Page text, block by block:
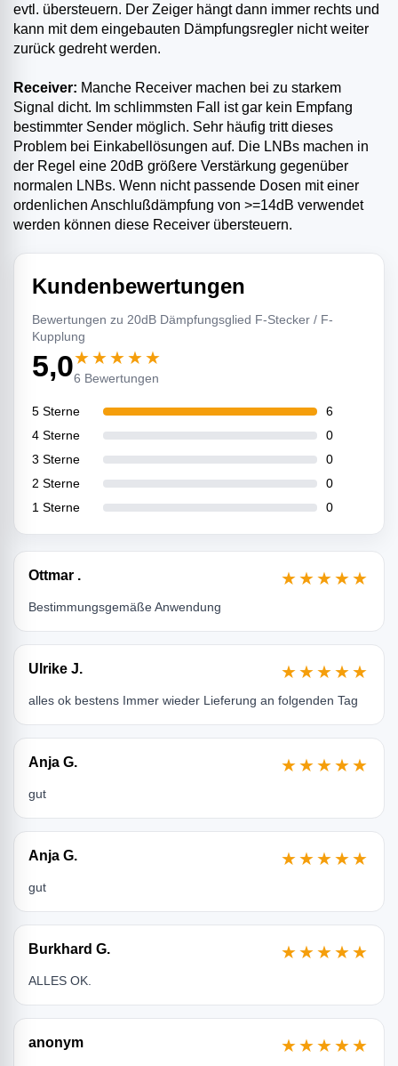
evtl. übersteuern. Der Zeiger hängt dann immer rechts und
kann mit dem eingebauten Dämpfungsregler nicht weiter
zurück gedreht werden.
Receiver: Manche Receiver machen bei zu starkem
Signal dicht. Im schlimmsten Fall ist gar kein Empfang
bestimmter Sender möglich. Sehr häufig tritt dieses
Problem bei Einkabellösungen auf. Die LNBs machen in
der Regel eine 20dB größere Verstärkung gegenüber
normalen LNBs. Wenn nicht passende Dosen mit einer
ordenlichen Anschlußdämpfung von >=14dB verwendet
werden können diese Receiver übersteuern.
Kundenbewertungen
Bewertungen zu 20dB Dämpfungsglied F-Stecker / F-
Kupplung
5,0★★★★★
6 Bewertungen
5 Sterne
6
4 Sterne
0
3 Sterne
0
2 Sterne
0
1 Sterne
0
Ottmar . ★★★★★
Bestimmungsgemäße Anwendung
Ulrike J. ★★★★★
alles ok bestens Immer wieder Lieferung an folgenden Tag
Anja G. ★★★★★
gut
Anja G. ★★★★★
gut
Burkhard G. ★★★★★
ALLES OK.
anonym ★★★★★